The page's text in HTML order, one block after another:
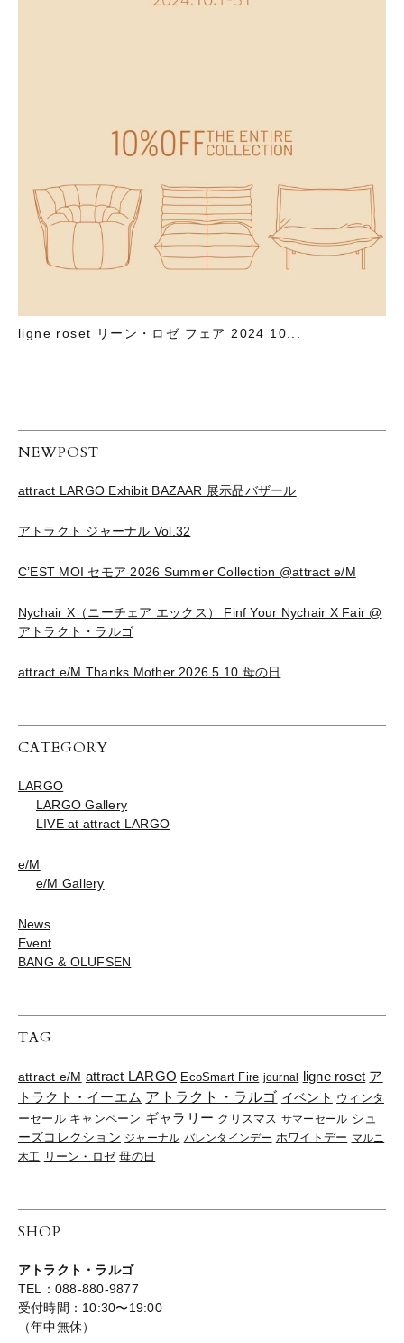
ligne roset リーン・ロゼ フェア 2024 10...
NEWPOST
attract LARGO Exhibit BAZAAR 展示品バザール
アトラクト ジャーナル Vol.32
C’EST MOI セモア 2026 Summer Collection @attract e/M
Nychair X（ニーチェア エックス） Finf Your Nychair X Fair @
アトラクト・ラルゴ
attract e/M Thanks Mother 2026.5.10 母の日
CATEGORY
LARGO
LARGO Gallery
LIVE at attract LARGO
e/M
e/M Gallery
News
Event
BANG & OLUFSEN
TAG
attract e/M attract LARGO EcoSmart Fire journal ligne roset ア
トラクト・イーエム アトラクト・ラルゴ イベント ウィンタ
ーセール キャンペーン ギャラリー クリスマス サマーセール シュ
ーズコレクション ジャーナル バレンタインデー ホワイトデー マルニ
木工 リーン・ロゼ 母の日
SHOP
アトラクト・ラルゴ
TEL：088-880-9877
受付時間：10:30〜19:00
（年中無休）